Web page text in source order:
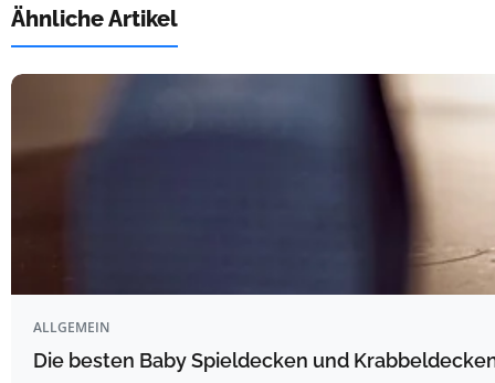
Ähnliche Artikel
ALLGEMEIN
Die besten Baby Spieldecken und